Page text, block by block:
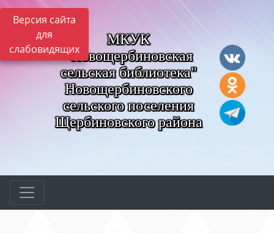
Версия сайта
для
слабовидящих
МКУК
"Новощербиновская
сельская библиотека"
Новощербиновского
сельского поселения
Щербиновского района